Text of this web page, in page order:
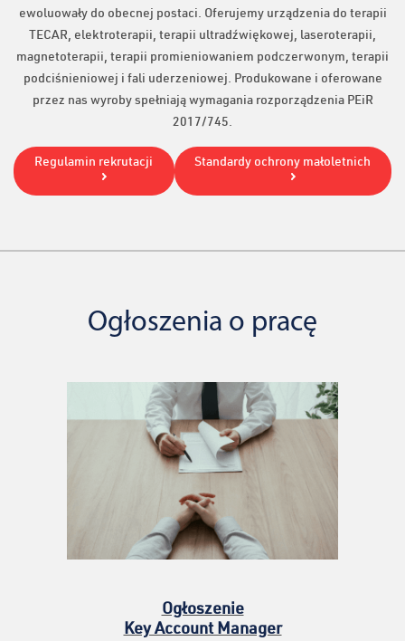
ewoluowały do obecnej postaci. Oferujemy urządzenia do terapii
TECAR, elektroterapii, terapii ultradźwiękowej, laseroterapii,
magnetoterapii, terapii promieniowaniem podczerwonym, terapii
podciśnieniowej i fali uderzeniowej. Produkowane i oferowane
przez nas wyroby spełniają wymagania rozporządzenia PEiR
2017/745.
Regulamin rekrutacji Standardy ochrony małoletnich
Ogłoszenia o pracę
Ogłoszenie
Key Account Manager